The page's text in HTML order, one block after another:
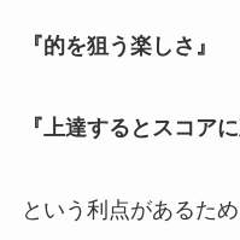
『的を狙う楽しさ』
『上達するとスコア
という利点があるため